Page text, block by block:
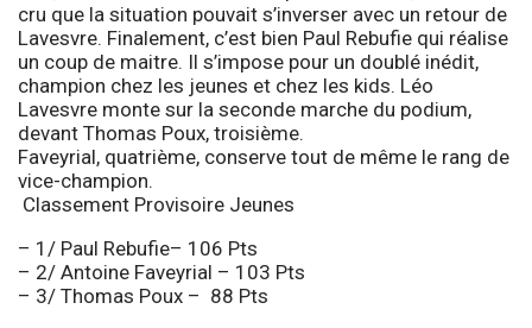
cru que la situation pouvait s’inverser avec un retour de
Lavesvre. Finalement, c’est bien Paul Rebufie qui réalise
un coup de maitre. Il s’impose pour un doublé inédit,
champion chez les jeunes et chez les kids. Léo
Lavesvre monte sur la seconde marche du podium,
devant Thomas Poux, troisième.
Faveyrial, quatrième, conserve tout de même le rang de
vice-champion.
Classement Provisoire Jeunes
– 1/ Paul Rebufie– 106 Pts
– 2/ Antoine Faveyrial – 103 Pts
– 3/ Thomas Poux – 88 Pts